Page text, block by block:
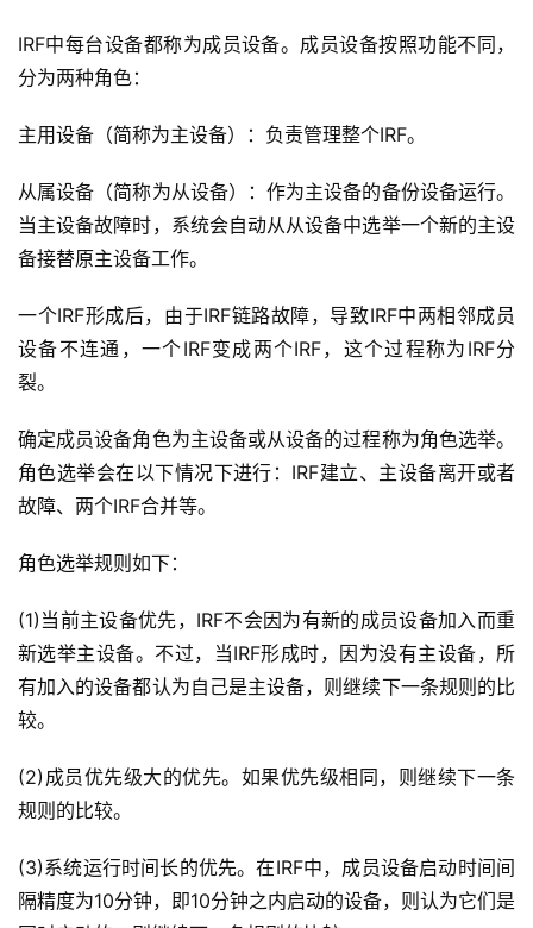
IRF中每台设备都称为成员设备。成员设备按照功能不同，
分为两种角色：
主用设备（简称为主设备）：负责管理整个IRF。
从属设备（简称为从设备）：作为主设备的备份设备运行。
当主设备故障时，系统会自动从从设备中选举一个新的主设
备接替原主设备工作。
一个IRF形成后，由于IRF链路故障，导致IRF中两相邻成员
设备不连通，一个IRF变成两个IRF，这个过程称为IRF分
裂。
确定成员设备角色为主设备或从设备的过程称为角色选举。
角色选举会在以下情况下进行：IRF建立、主设备离开或者
故障、两个IRF合并等。
角色选举规则如下：
(1)当前主设备优先，IRF不会因为有新的成员设备加入而重
新选举主设备。不过，当IRF形成时，因为没有主设备，所
有加入的设备都认为自己是主设备，则继续下一条规则的比
较。
(2)成员优先级大的优先。如果优先级相同，则继续下一条
规则的比较。
(3)系统运行时间长的优先。在IRF中，成员设备启动时间间
隔精度为10分钟，即10分钟之内启动的设备，则认为它们是